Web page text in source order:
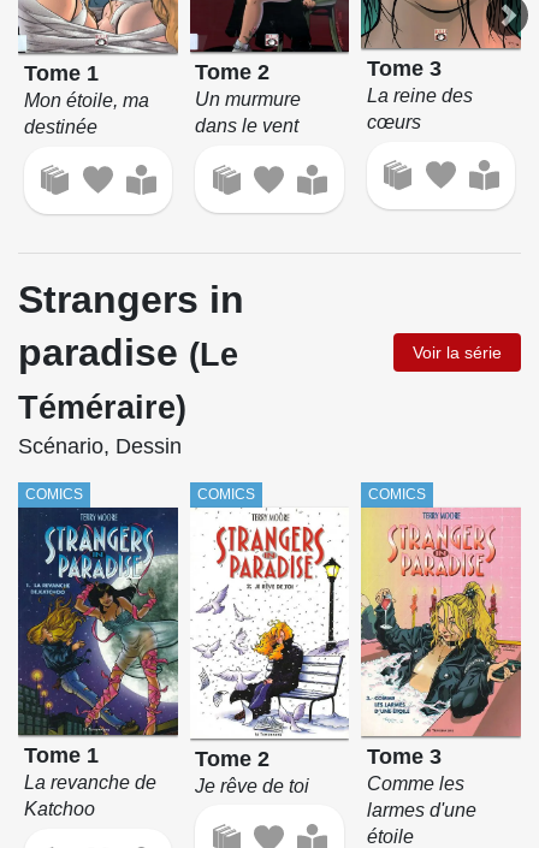
Tome 1
Mon étoile, ma
destinée
Tome 2
Un murmure
dans le vent
Tome 3
La reine des
cœurs
Strangers in
paradise (Le
Téméraire)
Voir la série
Scénario, Dessin
COMICS
Tome 1
La revanche de
Katchoo
COMICS
Tome 2
Je rêve de toi
COMICS
Tome 3
Comme les
larmes d'une
étoile